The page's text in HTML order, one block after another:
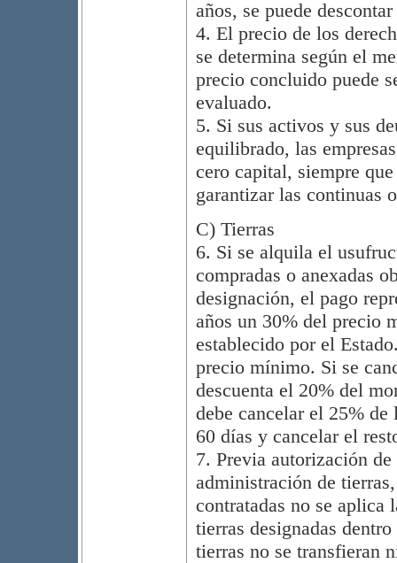
años, se puede
4. El precio de los
se determina según el
precio concluido puede
evaluado.
5. Si sus activos y sus
equilibrado, las
cero capital, siempre
garantizar las continuas
C) Tierras
6. Si se alquila el
compradas o anexadas
designación, el pago
años un 30% del precio
establecido por el
precio mínimo. Si se
descuenta el 20% del
debe cancelar el 25% de
60 días y cancelar el
7. Previa autorización
administración de
contratadas no se aplica
tierras designadas
tierras no se transfieran